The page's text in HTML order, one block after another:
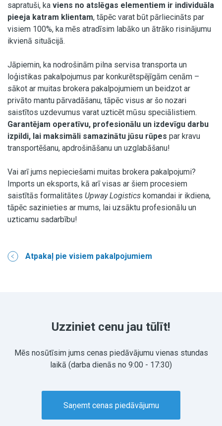
sapratuši, ka viens no atslēgas elementiem ir individuāla
pieeja katram klientam, tāpēc varat būt pārliecināts par
visiem 100%, ka mēs atradīsim labāko un ātrāko risinājumu
ikvienā situācijā.
Jāpiemin, ka nodrošinām pilna servisa transporta un
loģistikas pakalpojumus par konkurētspējīgām cenām –
sākot ar muitas brokera pakalpojumiem un beidzot ar
privāto mantu pārvadāšanu, tāpēc visus ar šo nozari
saistītos uzdevumus varat uzticēt mūsu speciālistiem.
Garantējam operatīvu, profesionālu un izdevīgu darbu
izpildi, lai maksimāli samazinātu jūsu rūpes par kravu
transportēšanu, apdrošināšanu un uzglabāšanu!
Vai arī jums nepieciešami muitas brokera pakalpojumi?
Imports un eksports, kā arī visas ar šiem procesiem
saistītās formalitātes Upway Logistics komandai ir ikdiena,
tāpēc sazinieties ar mums, lai uzsāktu profesionālu un
uzticamu sadarbību!
Atpakaļ pie visiem pakalpojumiem
Uzziniet cenu jau tūlīt!
Mēs nosūtīsim jums cenas piedāvājumu vienas stundas
laikā (darba dienās no 9:00 - 17:30)
Saņemt cenas piedāvājumu